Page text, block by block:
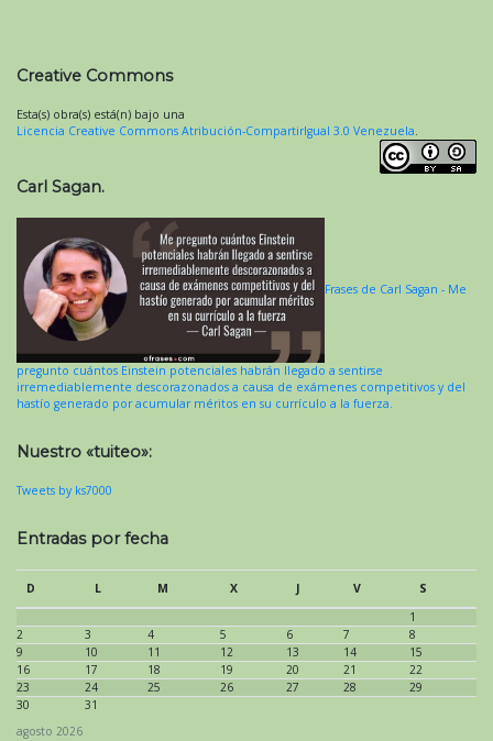
Creative Commons
Esta(s) obra(s) está(n) bajo una
Licencia Creative Commons Atribución-CompartirIgual 3.0 Venezuela.
Carl Sagan.
Frases de Carl Sagan - Me
pregunto cuántos Einstein potenciales habrán llegado a sentirse
irremediablemente descorazonados a causa de exámenes competitivos y del
hastío generado por acumular méritos en su currículo a la fuerza.
Nuestro «tuiteo»:
Tweets by ks7000
Entradas por fecha
agosto 2026
D L M X J V
S
1
2
3 4 5 6 7
8
9
10 11 12 13 14
15
16
17 18 19 20 21
22
23
24 25 26 27 28
29
30
31